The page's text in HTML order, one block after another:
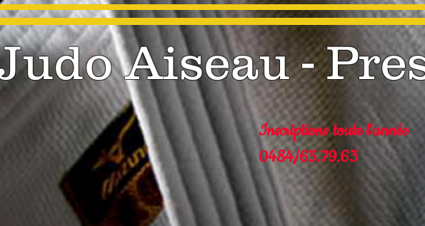
Aiseau -
Inscriptions toute l'année
0484/65.79.63